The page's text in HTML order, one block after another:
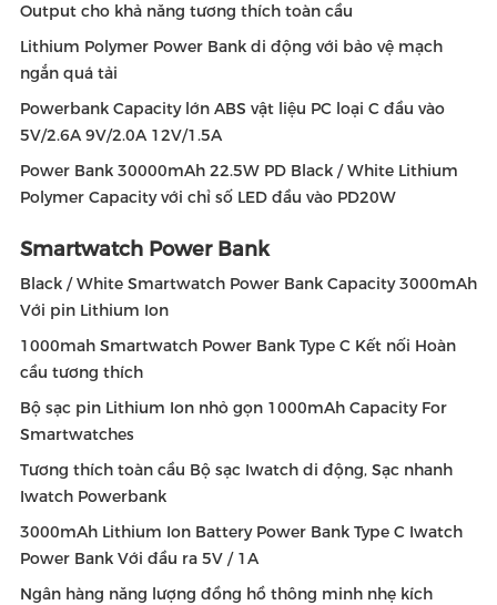
Output cho khả năng tương thích toàn cầu
Lithium Polymer Power Bank di động với bảo vệ mạch
ngắn quá tải
Powerbank Capacity lớn ABS vật liệu PC loại C đầu vào
5V/2.6A 9V/2.0A 12V/1.5A
Power Bank 30000mAh 22.5W PD Black / White Lithium
Polymer Capacity với chỉ số LED đầu vào PD20W
Smartwatch Power Bank
Black / White Smartwatch Power Bank Capacity 3000mAh
Với pin Lithium Ion
1000mah Smartwatch Power Bank Type C Kết nối Hoàn
cầu tương thích
Bộ sạc pin Lithium Ion nhỏ gọn 1000mAh Capacity For
Smartwatches
Tương thích toàn cầu Bộ sạc Iwatch di động, Sạc nhanh
Iwatch Powerbank
3000mAh Lithium Ion Battery Power Bank Type C Iwatch
Power Bank Với đầu ra 5V / 1A
Ngân hàng năng lượng đồng hồ thông minh nhẹ kích